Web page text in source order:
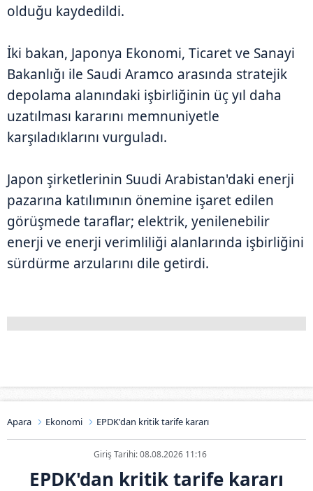
olduğu kaydedildi.
İki bakan, Japonya Ekonomi, Ticaret ve Sanayi
Bakanlığı ile Saudi Aramco arasında stratejik
depolama alanındaki işbirliğinin üç yıl daha
uzatılması kararını memnuniyetle
karşıladıklarını vurguladı.
Japon şirketlerinin Suudi Arabistan'daki enerji
pazarına katılımının önemine işaret edilen
görüşmede taraflar; elektrik, yenilenebilir
enerji ve enerji verimliliği alanlarında işbirliğini
sürdürme arzularını dile getirdi.
Apara Ekonomi EPDK'dan kritik tarife kararı
Giriş Tarihi: 08.08.2026 11:16
EPDK'dan kritik tarife kararı